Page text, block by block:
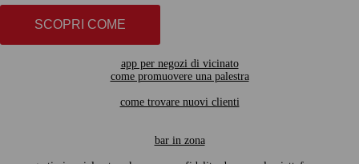
SCOPRI COME
app per negozi di vicinato
come promuovere una palestra
come trovare nuovi clienti
bar in zona